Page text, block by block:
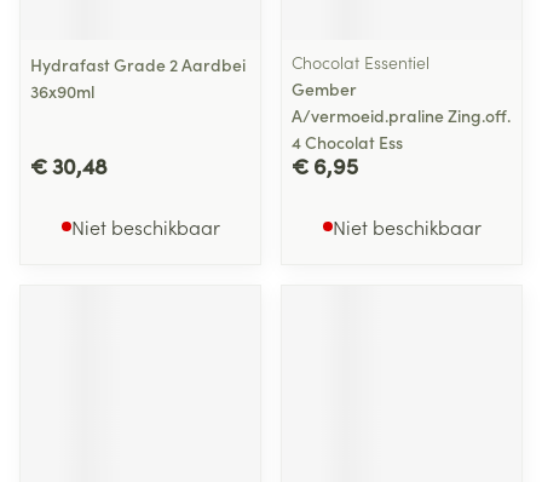
Hydrafast Grade 2 Aardbei
36x90ml
€ 30,48
Niet beschikbaar
Chocolat Essentiel
Gember
A/vermoeid.praline Zing.off.
4 Chocolat Ess
€ 6,95
Niet beschikbaar